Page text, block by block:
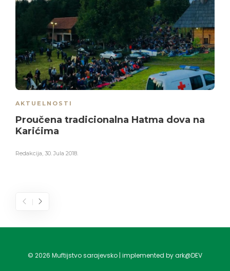
AKTUELNOSTI
Proučena tradicionalna Hatma dova na
Karićima
Redakcija 30. Jula 2018.
© 2026 Muftijstvo sarajevsko | implemented by ark@DEV